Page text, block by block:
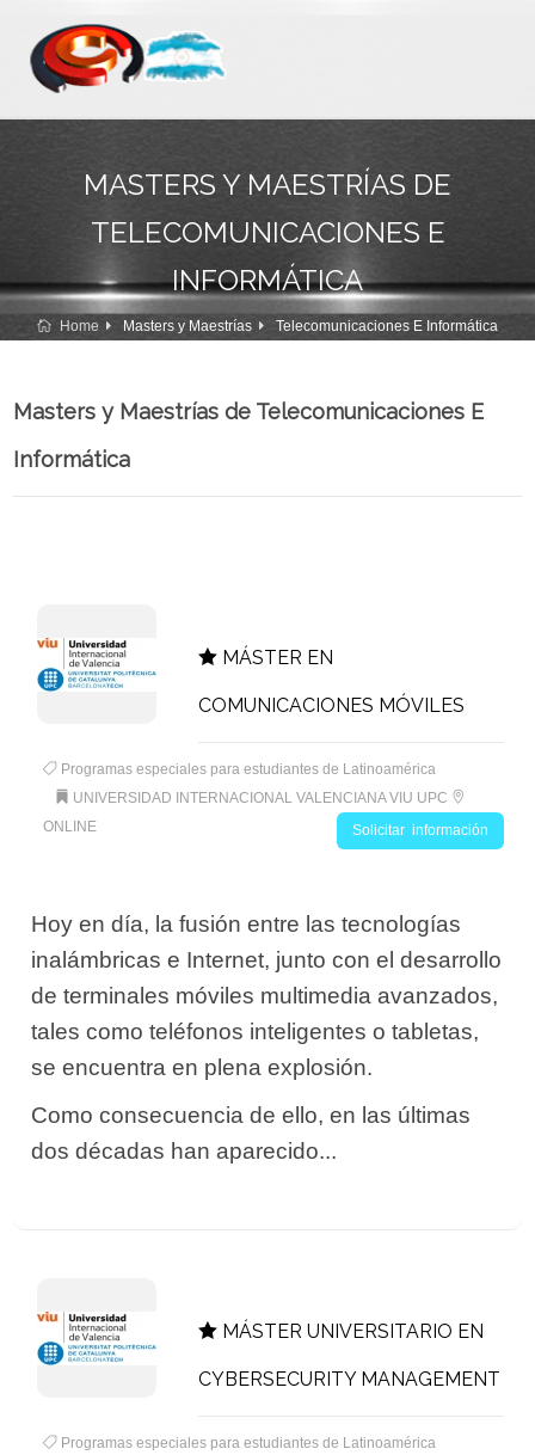
MASTERS Y MAESTRÍAS DE
TELECOMUNICACIONES E
INFORMÁTICA
Home Masters y Maestrías Telecomunicaciones E Informática
Masters y Maestrías de Telecomunicaciones E
Informática
MÁSTER EN
COMUNICACIONES MÓVILES
Programas especiales para estudiantes de Latinoamérica
UNIVERSIDAD INTERNACIONAL VALENCIANA VIU UPC
ONLINE
Solicitar información
Hoy en día, la fusión entre las tecnologías
inalámbricas e Internet, junto con el desarrollo
de terminales móviles multimedia avanzados,
tales como teléfonos inteligentes o tabletas,
se encuentra en plena explosión.
Como consecuencia de ello, en las últimas
dos décadas han aparecido...
MÁSTER UNIVERSITARIO EN
CYBERSECURITY MANAGEMENT
Programas especiales para estudiantes de Latinoamérica